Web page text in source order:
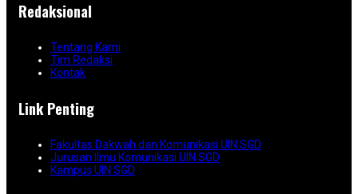
Redaksional
Tentang Kami
Tim Redaksi
Kontak
Link Penting
Fakultas Dakwah dan Komunikasi UIN SGD
Jurusan Ilmu Komunikasi UIN SGD
Kampus UIN SGD